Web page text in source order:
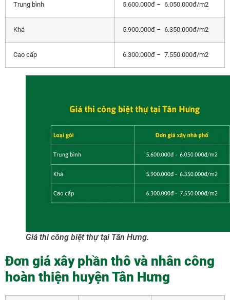
Trung bình 5.600.000đ – 6.050.000đ/m2
Khá 5.900.000đ – 6.350.000đ/m2
Cao cấp 6.300.000đ – 7.550.000đ/m2
Giá thi công biệt thự tại Tân Hưng.
Đơn giá xây phần thô và nhân công
hoàn thiện huyện Tân Hưng